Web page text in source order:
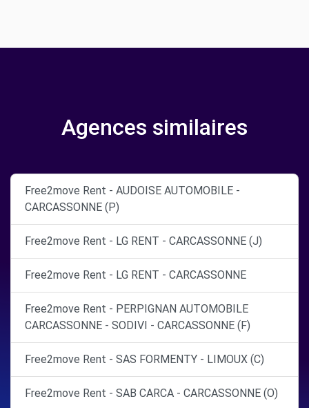
Agences similaires
Free2move Rent - AUDOISE AUTOMOBILE -
CARCASSONNE (P)
Free2move Rent - LG RENT - CARCASSONNE (J)
Free2move Rent - LG RENT - CARCASSONNE
Free2move Rent - PERPIGNAN AUTOMOBILE
CARCASSONNE - SODIVI - CARCASSONNE (F)
Free2move Rent - SAS FORMENTY - LIMOUX (C)
Free2move Rent - SAB CARCA - CARCASSONNE (O)